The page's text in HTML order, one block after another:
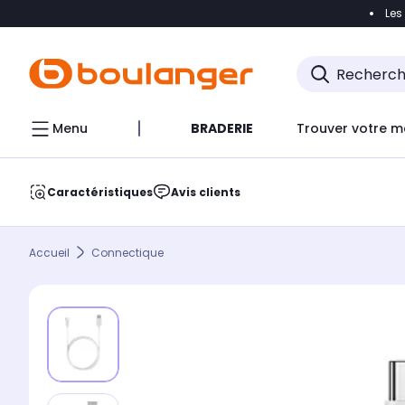
Accéder
Menu BRADERIE Trouver votre
Caractéristiques Avis clients
Accueil Connectique